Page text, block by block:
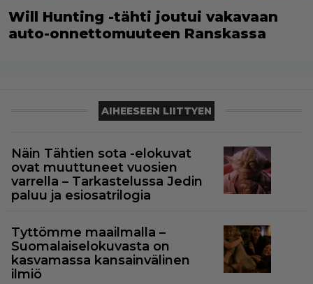
Will Hunting -tähti joutui vakavaan
auto-onnettomuuteen Ranskassa
AIHEESEEN LIITTYEN
Näin Tähtien sota -elokuvat
ovat muuttuneet vuosien
varrella – Tarkastelussa Jedin
paluu ja esiosatrilogia
Tyttömme maailmalla –
Suomalaiselokuvasta on
kasvamassa kansainvälinen
ilmiö